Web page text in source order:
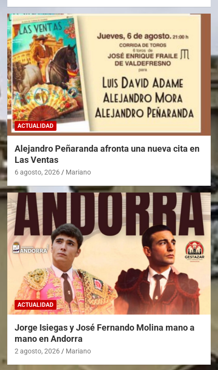
ACTUALIDAD
Alejandro Peñaranda afronta una nueva cita en
Las Ventas
6 agosto, 2026 Mariano
ACTUALIDAD
Jorge Isiegas y José Fernando Molina mano a
mano en Andorra
2 agosto, 2026 Mariano